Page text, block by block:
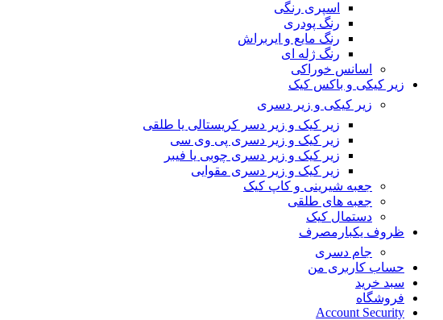
اسپری رنگی
رنگ پودری
رنگ مایع و ایربراش
رنگ ژله ای
اسانس خوراکی
زیر کیکی و باکس کیک
زیر کیکی و زیر دسری
زیر کیک و زیر دسر کریستالی یا طلقی
زیر کیک و زیر دسری پی وی سی
زیر کیک و زیر دسری چوبی یا فیبر
زیر کیک و زیر دسری مقوایی
جعبه شیرینی و کاپ کیک
جعبه های طلقی
دستمال کیک
ظروف یکبارمصرف
جام دسری
حساب کاربری من
سبد خرید
فروشگاه
Account Security